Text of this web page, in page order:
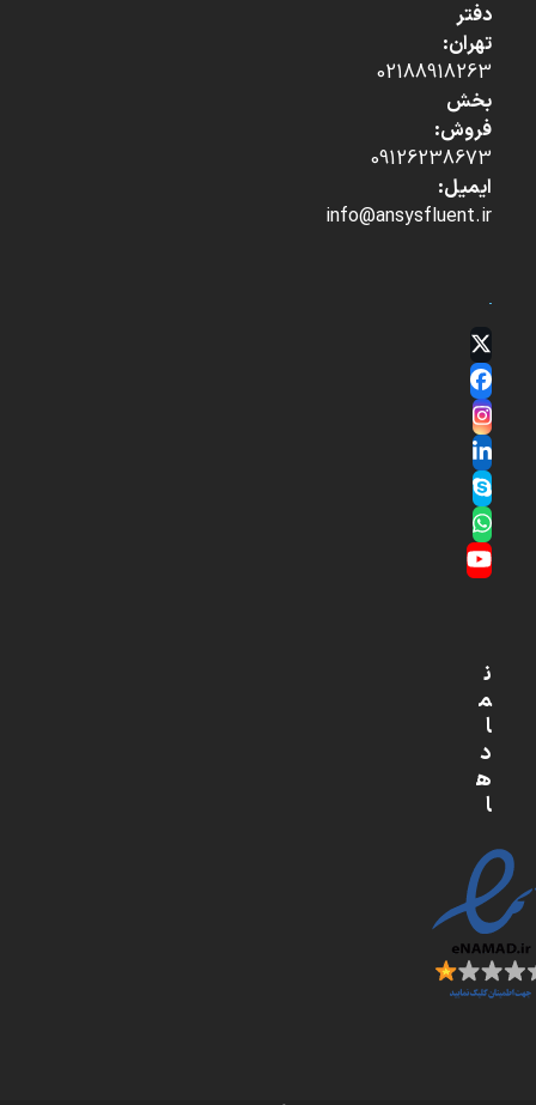
دفتر
تهران:
02188918263
بخش
فروش:
09126238673
ایمیل:
info@ansysfluent.ir
Twitter
(deprecated)
Facebook
Instagram
LinkedIn
Skype
Whatsapp
YouTube
ن
م
ا
د
ه
ا